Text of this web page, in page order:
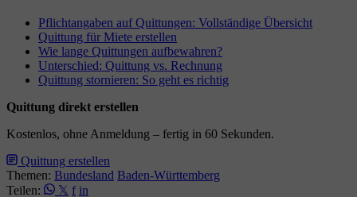
Pflichtangaben auf Quittungen: Vollständige Übersicht
Quittung für Miete erstellen
Wie lange Quittungen aufbewahren?
Unterschied: Quittung vs. Rechnung
Quittung stornieren: So geht es richtig
Quittung direkt erstellen
Kostenlos, ohne Anmeldung – fertig in 60 Sekunden.
Quittung erstellen
Themen: Bundesland Baden-Württemberg
Teilen:
𝕏 f in